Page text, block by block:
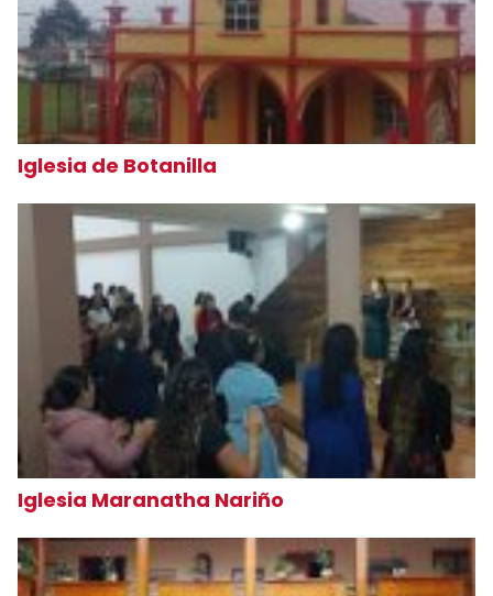
Iglesia de Botanilla
Iglesia Maranatha Nariño